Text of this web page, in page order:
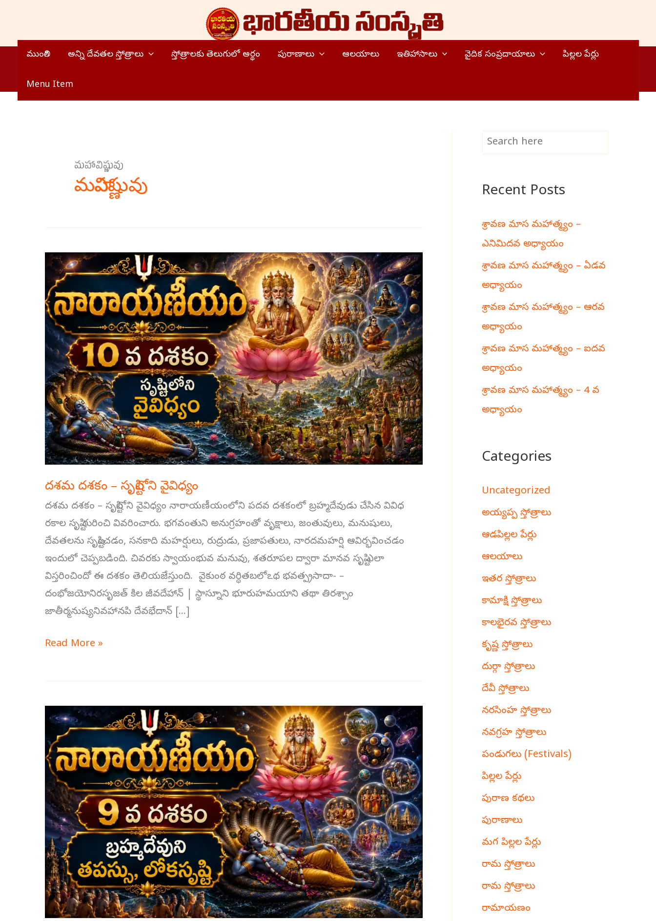
content
ముంగిలి అన్ని దేవతల స్తోత్రాలు స్తోత్రాలకు తెలుగులో అర్థం పురాణాలు ఆలయాలు ఇతిహాసాలు వైదిక సంప్రదాయాలు పిల్లల పేర్లు
Menu Item
మహావిష్ణువు
మహావిష్ణువు
దశమ దశకం – సృష్టిలోని వైవిధ్యం
దశమ దశకం – సృష్టిలోని వైవిధ్యం నారాయణీయంలోని పదవ దశకంలో బ్రహ్మదేవుడు చేసిన వివిధ
రకాల సృష్టి గురించి వివరించారు. భగవంతుని అనుగ్రహంతో వృక్షాలు, జంతువులు, మనుషులు,
దేవతలను సృష్టించడం, సనకాది మహర్షులు, రుద్రుడు, ప్రజాపతులు, నారదమహర్షి ఆవిర్భవించడం
ఇందులో చెప్పబడింది. చివరకు స్వాయంభువ మనువు, శతరూపల ద్వారా మానవ సృష్టి ఎలా
విస్తరించిందో ఈ దశకం తెలియజేస్తుంది. వైకుంఠ వర్ధితబలోఽథ భవత్ప్రసాదా- –
దంభోజయోనిరసృజత్ కిల జీవదేహాన్ | స్థాస్నూని భూరుహమయాని తథా తిరశ్చాం
జాతీర్మనుష్యనివహానపి దేవభేదాన్ […]
దశమ
దశకం
–
సృష్టిలోని
వైవిధ్యం
Read More »
నవమ
దశకం
–
బ్రహ్మదేవుని
తపస్సు
మరియు
లోకసృష్టి
r
h
Recent Posts
శ్రావణ మాస మహాత్మ్యం –
ఎనిమిదవ అధ్యాయం
శ్రావణ మాస మహాత్మ్యం – ఏడవ
అధ్యాయం
శ్రావణ మాస మహాత్మ్యం – ఆరవ
అధ్యాయం
శ్రావణ మాస మహాత్మ్యం – ఐదవ
అధ్యాయం
శ్రావణ మాస మహాత్మ్యం – 4 వ
అధ్యాయం
Categories
Uncategorized
అయ్యప్ప స్తోత్రాలు
ఆడపిల్లల పేర్లు
ఆలయాలు
ఇతర స్తోత్రాలు
కామాక్షి స్తోత్రాలు
కాలభైరవ స్తోత్రాలు
కృష్ణ స్తోత్రాలు
దుర్గా స్తోత్రాలు
దేవీ స్తోత్రాలు
నరసింహ స్తోత్రాలు
నవగ్రహ స్తోత్రాలు
పండుగలు (Festivals)
పిల్లల పేర్లు
పురాణ కథలు
పురాణాలు
మగ పిల్లల పేర్లు
రామ స్తోత్రాలు
రామ స్తోత్రాలు
రామాయణం